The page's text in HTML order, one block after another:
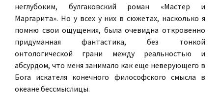
неглубоким, булгаковский роман «Мастер и
Маргарита». Но у всех у них в сюжетах, насколько я
помню свои ощущения, была очевидна откровенно
придуманная фантастика, без тонкой
онтологической грани между реальностью и
абсурдом, что меня занимало как еще неверующего в
Бога искателя конечного философского смысла в
океане бессмыслицы.